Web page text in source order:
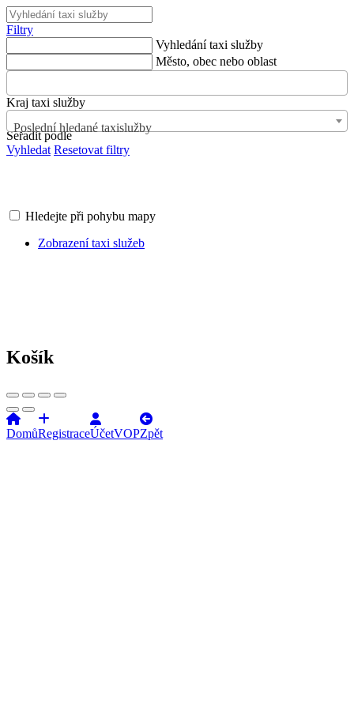
Filtry
Vyhledání taxi služby
Město, obec nebo oblast
Kraj taxi služby
Poslední hledané taxislužby
Seřadit podle
Vyhledat Resetovat filtry
Hledejte při pohybu mapy
Zobrazení taxi služeb
Košík
DomůRegistraceÚčetVOPZpět